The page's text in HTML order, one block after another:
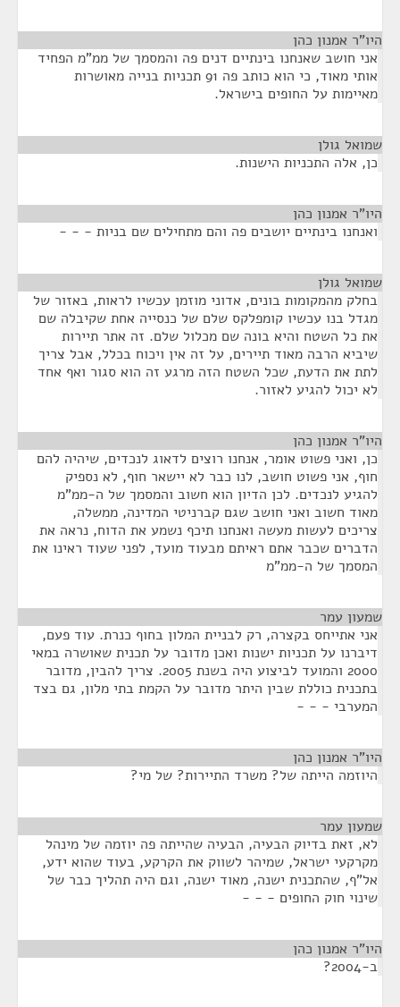
היו"ר אמנון כהן
אני חושב שאנחנו בינתיים דנים פה והמסמך של ממ"מ הפחיד
אותי מאוד, כי הוא כותב פה 91 תכניות בנייה מאושרות
מאיימות על החופים בישראל.
שמואל גולן
כן, אלה התכניות הישנות.
היו"ר אמנון כהן
ואנחנו בינתיים יושבים פה והם מתחילים שם בניות - - -
שמואל גולן
בחלק מהמקומות בונים, אדוני מוזמן עכשיו לראות, באזור של
מגדל בנו עכשיו קומפלקס שלם של כנסייה אחת שקיבלה שם
את כל השטח והיא בונה שם מכלול שלם. זה אתר תיירות
שיביא הרבה מאוד תיירים, על זה אין ויכוח בכלל, אבל צריך
לתת את הדעת, שכל השטח הזה מרגע זה הוא סגור ואף אחד
לא יכול להגיע לאזור.
היו"ר אמנון כהן
כן, ואני פשוט אומר, אנחנו רוצים לדאוג לנכדים, שיהיה להם
חוף, אני פשוט חושב, לנו כבר לא יישאר חוף, לא נספיק
להגיע לנכדים. לכן הדיון הוא חשוב והמסמך של ה-ממ"מ
מאוד חשוב ואני חושב שגם קברניטי המדינה, ממשלה,
צריכים לעשות מעשה ואנחנו תיכף נשמע את הדוח, נראה את
הדברים שכבר אתם ראיתם מבעוד מועד, לפני שעוד ראינו את
המסמך של ה-ממ"מ
שמעון עמר
אני אתייחס בקצרה, רק לבניית המלון בחוף כנרת. עוד פעם,
דיברנו על תכניות ישנות ואכן מדובר על תכנית שאושרה במאי
2000 והמועד לביצוע היה בשנת 2005. צריך להבין, מדובר
בתכנית כוללת שבין היתר מדובר על הקמת בתי מלון, גם בצד
המערבי - - -
היו"ר אמנון כהן
היוזמה הייתה של? משרד התיירות? של מי?
שמעון עמר
לא, זאת בדיוק הבעיה, הבעיה שהייתה פה יוזמה של מינהל
מקרקעי ישראל, שמיהר לשווק את הקרקע, בעוד שהוא ידע,
אל"ף, שהתכנית ישנה, מאוד ישנה, וגם היה תהליך כבר של
שינוי חוק החופים - - -
היו"ר אמנון כהן
ב-2004?